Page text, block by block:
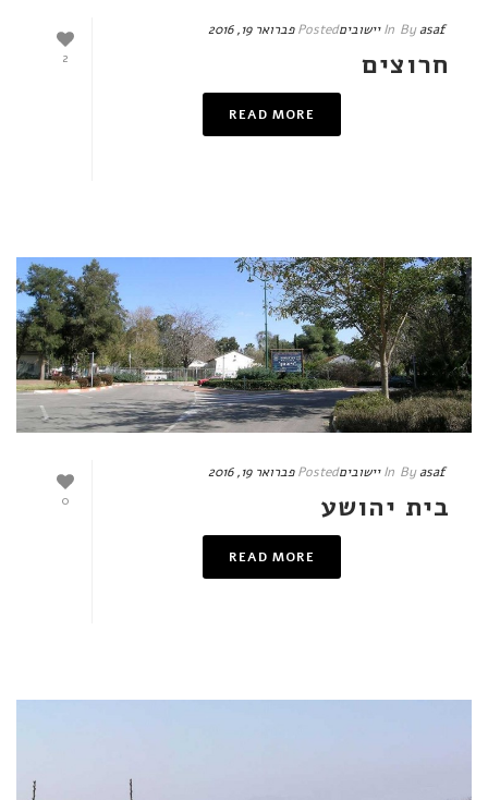
2
Byasaf
In יישוביםPosted פברואר 19, 2016
חרוצים
READ MORE
0
Byasaf
In יישוביםPosted פברואר 19, 2016
בית יהושע
READ MORE